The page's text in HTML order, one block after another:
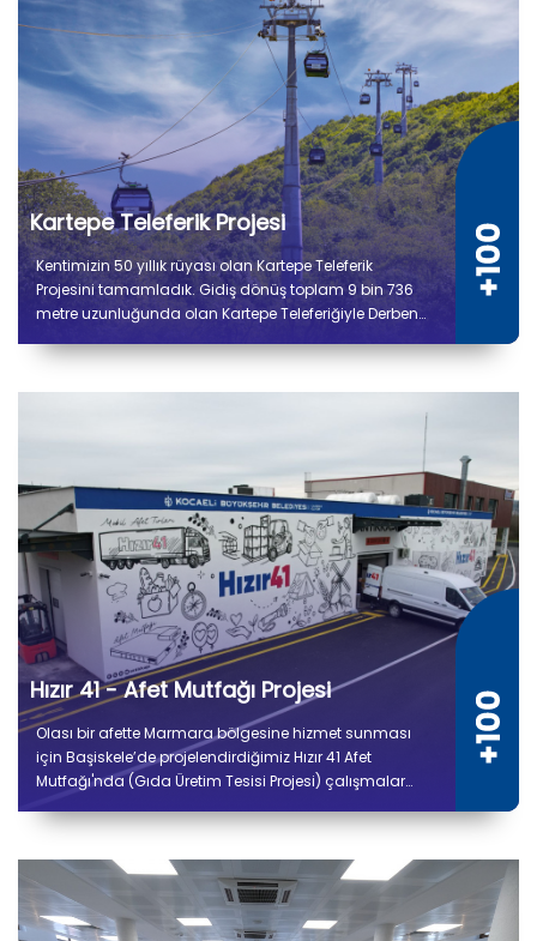
Kartepe Teleferik Projesi
Kentimizin 50 yıllık rüyası olan Kartepe Teleferik
Projesini tamamladık. Gidiş dönüş toplam 9 bin 736
metre uzunluğunda olan Kartepe Teleferiğiyle Derbent
Hızır 41 - Afet Mutfağı Projesi
Olası bir afette Marmara bölgesine hizmet sunması
için Başiskele’de projelendirdiğimiz Hızır 41 Afet
Mutfağı'nda (Gıda Üretim Tesisi Projesi) çalışmalar
tesiste kuru ve soğuk depo alanları, gıda hazırlık,